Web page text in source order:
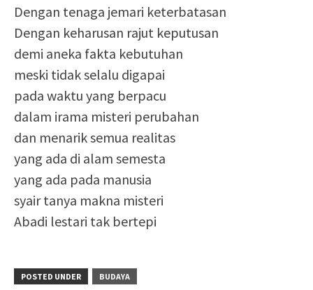
Dengan tenaga jemari keterbatasan
Dengan keharusan rajut keputusan
demi aneka fakta kebutuhan
meski tidak selalu digapai
pada waktu yang berpacu
dalam irama misteri perubahan
dan menarik semua realitas
yang ada di alam semesta
yang ada pada manusia
syair tanya makna misteri
Abadi lestari tak bertepi
POSTED UNDER BUDAYA